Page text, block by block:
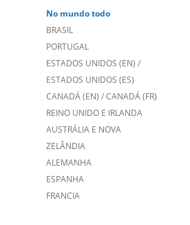
No mundo todo
BRASIL
PORTUGAL
ESTADOS UNIDOS (EN) /
ESTADOS UNIDOS (ES)
CANADÁ (EN) /CANADÁ (FR)
REINO UNIDO E IRLANDA
AUSTRÁLIA E NOVA
ZELÂNDIA
ALEMANHA
ESPANHA
FRANCIA